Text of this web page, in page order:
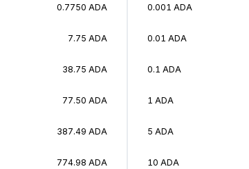
0.7750 ADA
7.75 ADA
38.75 ADA
77.50 ADA
387.49 ADA
774.98 ADA
0.001 ADA
0.01 ADA
0.1 ADA
1 ADA
5 ADA
10 ADA